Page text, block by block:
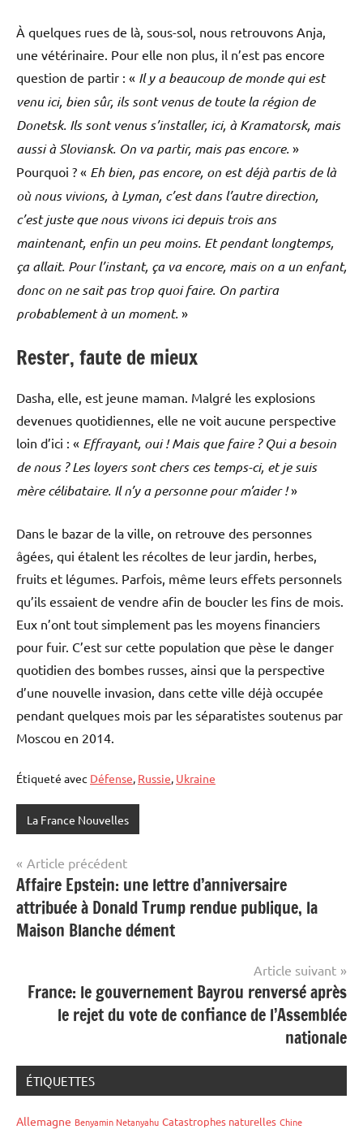
À quelques rues de là, sous-sol, nous retrouvons Anja,
une vétérinaire. Pour elle non plus, il n’est pas encore
question de partir : « Il y a beaucoup de monde qui est
venu ici, bien sûr, ils sont venus de toute la région de
Donetsk. Ils sont venus s’installer, ici, à Kramatorsk, mais
aussi à Sloviansk. On va partir, mais pas encore. »
Pourquoi ? « Eh bien, pas encore, on est déjà partis de là
où nous vivions, à Lyman, c’est dans l’autre direction,
c’est juste que nous vivons ici depuis trois ans
maintenant, enfin un peu moins. Et pendant longtemps,
ça allait. Pour l’instant, ça va encore, mais on a un enfant,
donc on ne sait pas trop quoi faire. On partira
probablement à un moment. »
Rester, faute de mieux
Dasha, elle, est jeune maman. Malgré les explosions
devenues quotidiennes, elle ne voit aucune perspective
loin d’ici : « Effrayant, oui ! Mais que faire ? Qui a besoin
de nous ? Les loyers sont chers ces temps-ci, et je suis
mère célibataire. Il n’y a personne pour m’aider !»
Dans le bazar de la ville, on retrouve des personnes
âgées, qui étalent les récoltes de leur jardin, herbes,
fruits et légumes. Parfois, même leurs effets personnels
qu’ils essaient de vendre afin de boucler les fins de mois.
Eux n’ont tout simplement pas les moyens financiers
pour fuir. C’est sur cette population que pèse le danger
quotidien des bombes russes, ainsi que la perspective
d’une nouvelle invasion, dans cette ville déjà occupée
pendant quelques mois par les séparatistes soutenus par
Moscou en 2014.
Étiqueté avec Défense, Russie, Ukraine
La France Nouvelles
Navigation
de
l’article
Article précédent
Affaire Epstein: une lettre d’anniversaire
attribuée à Donald Trump rendue publique, la
Maison Blanche dément
Article suivant
France: le gouvernement Bayrou renversé après
le rejet du vote de confiance de l’Assemblée
nationale
ÉTIQUETTES
Allemagne Benyamin Netanyahu Catastrophes naturelles Chine